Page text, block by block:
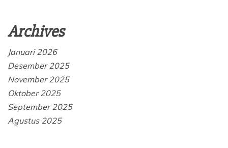
Archives
Januari 2026
Desember 2025
November 2025
Oktober 2025
September 2025
Agustus 2025